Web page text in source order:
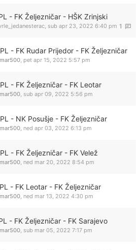
- FK Željezničar - HŠK Zrinjski
1
, sub apr 23, 2022 6:40 pm
- FK Rudar Prijedor - FK Željezničar
, pet apr 15, 2022 5:57 pm
- FK Željezničar - FK Leotar
, sub apr 09, 2022 5:56 pm
- NK Posušje - FK Željezničar
, ned apr 03, 2022 6:13 pm
- FK Željezničar - FK Velež
, ned mar 20, 2022 8:54 pm
- FK Leotar - FK Željezničar
, ned mar 13, 2022 4:30 pm
- FK Željezničar - FK Sarajevo
, sub mar 05, 2022 7:17 pm